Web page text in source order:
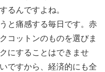
るんですよね。
と痛感する毎日です。赤
コットンのものを選びま
にすることはできませ
ですから、経済的にも全